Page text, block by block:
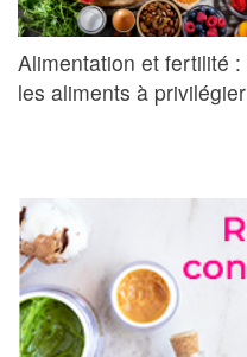
Alimentation et fertilité :
les aliments à privilégier